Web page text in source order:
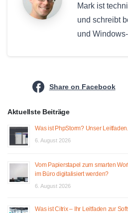
Mark ist
und schreibt
und
Share on Facebook
Aktuellste Beiträge
Was ist PhpStorm? Unser Leitfaden.
6. August 2026
Vom Papierstapel zum smarten
im Büro digitalisiert werden?
6. August 2026
Was ist Citrix – Ihr Leitfaden zur